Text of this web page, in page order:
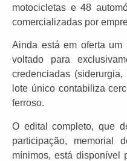
motocicletas e 48
comercializadas por
Ainda está em oferta um
voltado para
credenciadas
lote único contabiliza
ferroso.
O edital completo, que
participação, memorial
mínimos, está disponível